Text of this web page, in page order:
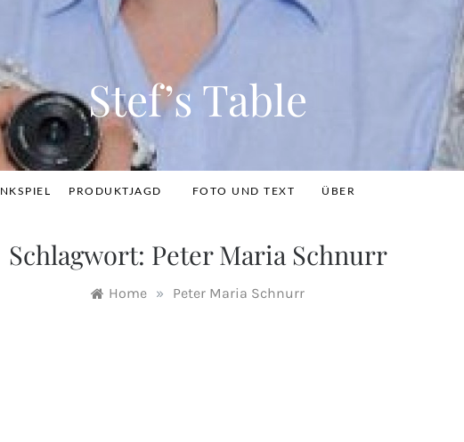
Stef’s Table
PRODUKTJAGD FOTO UND TEXT ÜBER
Schlagwort: Peter Maria Schnurr
Home » Peter Maria Schnurr